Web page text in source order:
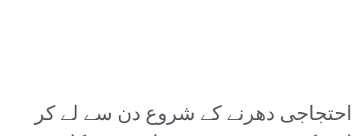
احتجاجی دھرنے کے شروع دن سے لے کر